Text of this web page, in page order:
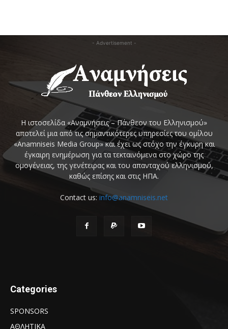
- Advertisement -
Η ιστοσελίδα «Αναμνήσεις – Πάνθεον του Ελληνισμού»
αποτελεί μια από τις σημαντικότερες υπηρεσίες του ομίλου
«Anamniseis Media Group» και έχει ως στόχο την έγκυρη και
έγκαιρη ενημέρωση για τα τεκταινόμενα στο χώρο της
ομογένειας, της γενέτειρας και του απανταχού ελληνισμού,
καθώς επίσης και στις ΗΠΑ.
Contact us: info@anamniseis.net
Categories
SPONSORS
ΑΘΛΗΤΙΚΑ